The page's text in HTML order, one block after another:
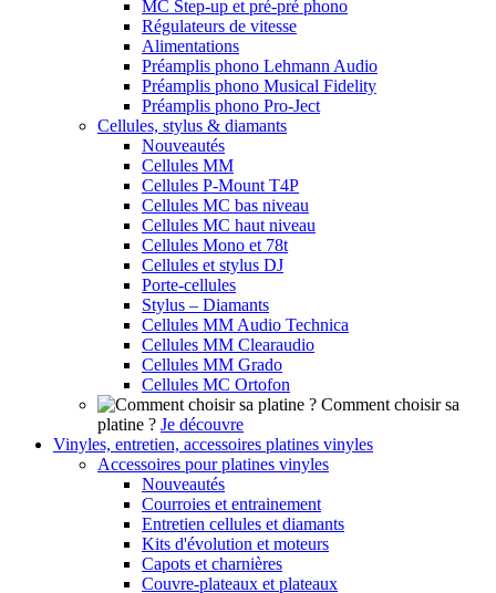
MC Step-up et pré-pré phono
Régulateurs de vitesse
Alimentations
Préamplis phono Lehmann Audio
Préamplis phono Musical Fidelity
Préamplis phono Pro-Ject
Cellules, stylus & diamants
Nouveautés
Cellules MM
Cellules P-Mount T4P
Cellules MC bas niveau
Cellules MC haut niveau
Cellules Mono et 78t
Cellules et stylus DJ
Porte-cellules
Stylus – Diamants
Cellules MM Audio Technica
Cellules MM Clearaudio
Cellules MM Grado
Cellules MC Ortofon
Comment choisir sa
platine ? Je découvre
Vinyles, entretien, accessoires platines vinyles
Accessoires pour platines vinyles
Nouveautés
Courroies et entrainement
Entretien cellules et diamants
Kits d'évolution et moteurs
Capots et charnières
Couvre-plateaux et plateaux